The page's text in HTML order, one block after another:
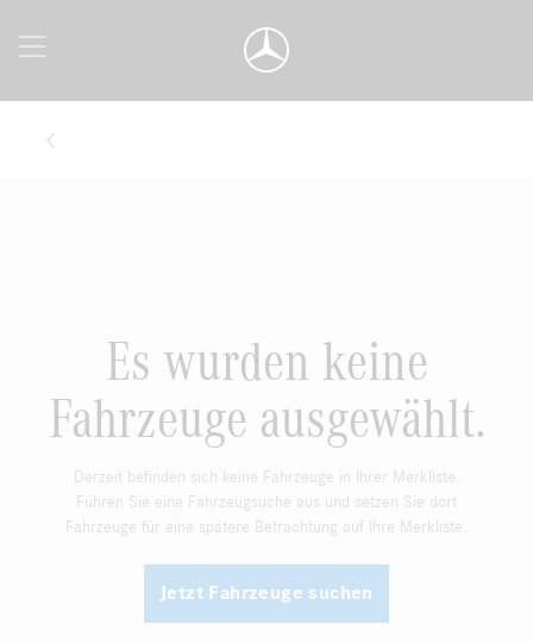
Es wurden keine
Fahrzeuge ausgewählt.
Derzeit befinden sich keine Fahrzeuge in Ihrer Merkliste.
Führen Sie eine Fahrzeugsuche aus und setzen Sie dort
Fahrzeuge für eine spätere Betrachtung auf Ihre Merkliste.
Jetzt Fahrzeuge suchen